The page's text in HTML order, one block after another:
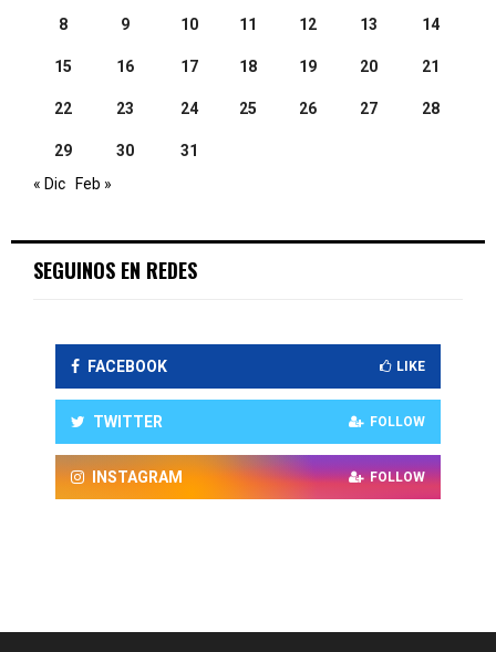
8 9 10 11 12 13 14
15 16 17 18 19 20 21
22 23 24 25 26 27 28
29 30
31
« Dic Feb »
SEGUINOS EN REDES
FACEBOOK LIKE
TWITTER FOLLOW
INSTAGRAM FOLLOW